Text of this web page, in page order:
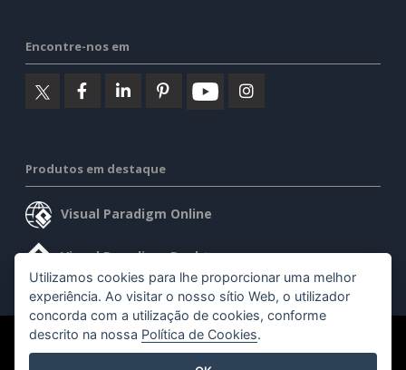
Encontre-nos em
Produtos em destaque
Visual Paradigm Online
Visual Paradigm Desktop
©2026 by Visual Paradigm. Todos os direitos reservados.
Utilizamos cookies para lhe proporcionar uma melhor
experiência. Ao visitar o nosso sítio Web, o utilizador
concorda com a utilização de cookies, conforme
descrito na nossa Política de Cookies.